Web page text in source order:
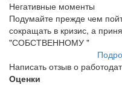
Негативные моменты
Подумайте прежде чем
сокращать в кризис, а
"СОБСТВЕННОМУ "
Написать отзыв о
Оценки